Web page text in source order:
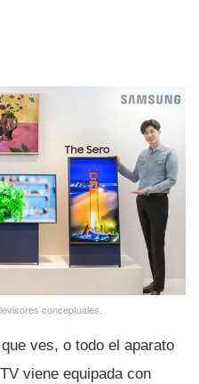
conceptuales.
ves, o todo el aparato
viene equipada con